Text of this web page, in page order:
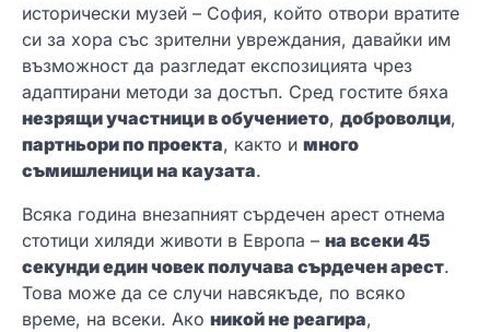
исторически музей – София, който отвори вратите
си за хора със зрителни увреждания, давайки им
възможност да разгледат експозицията чрез
адаптирани методи за достъп. Сред гостите бяха
незрящи участници в обучението, доброволци,
партньори по проекта, както и много
съмишленици на каузата.
Всяка година внезапният сърдечен арест отнема
стотици хиляди животи в Европа – на всеки 45
секунди един човекполучава сърдечен арест.
Това може да се случи навсякъде, по всяко
време, на всеки. Ако никой не реагира,